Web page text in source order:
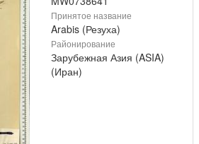
Принятое название
Arabis (Резуха)
Районирование
Зарубежная Азия (ASIA)
(Иран)